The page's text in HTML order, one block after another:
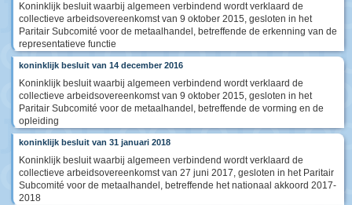
Koninklijk besluit waarbij algemeen verbindend wordt verklaard de
collectieve arbeidsovereenkomst van 9 oktober 2015, gesloten in het
Paritair Subcomité voor de metaalhandel, betreffende de erkenning van de
representatieve functie
koninklijk besluit van 14 december 2016
Koninklijk besluit waarbij algemeen verbindend wordt verklaard de
collectieve arbeidsovereenkomst van 9 oktober 2015, gesloten in het
Paritair Subcomité voor de metaalhandel, betreffende de vorming en de
opleiding
koninklijk besluit van 31 januari 2018
Koninklijk besluit waarbij algemeen verbindend wordt verklaard de
collectieve arbeidsovereenkomst van 27 juni 2017, gesloten in het Paritair
Subcomité voor de metaalhandel, betreffende het nationaal akkoord 2017-
2018